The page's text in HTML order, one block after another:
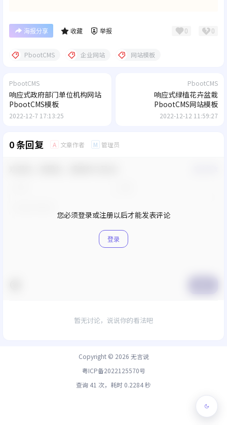
海报分享 收藏 举报 0 0
PbootCMS 企业网站 网站模板
PbootCMS
响应式政府部门单位机构网站
PbootCMS模板
2022-12-7 17:13:25
PbootCMS
响应式绿植花卉盆栽
PbootCMS网站模板
2022-12-12 11:59:27
0 条回复 A 文章作者 M 管理员
您必须登录或注册以后才能发表评论
登录
暂无讨论，说说你的看法吧
Copyright © 2026 无言说
粤ICP备2022125570号
查询 41 次，耗时 0.2284 秒